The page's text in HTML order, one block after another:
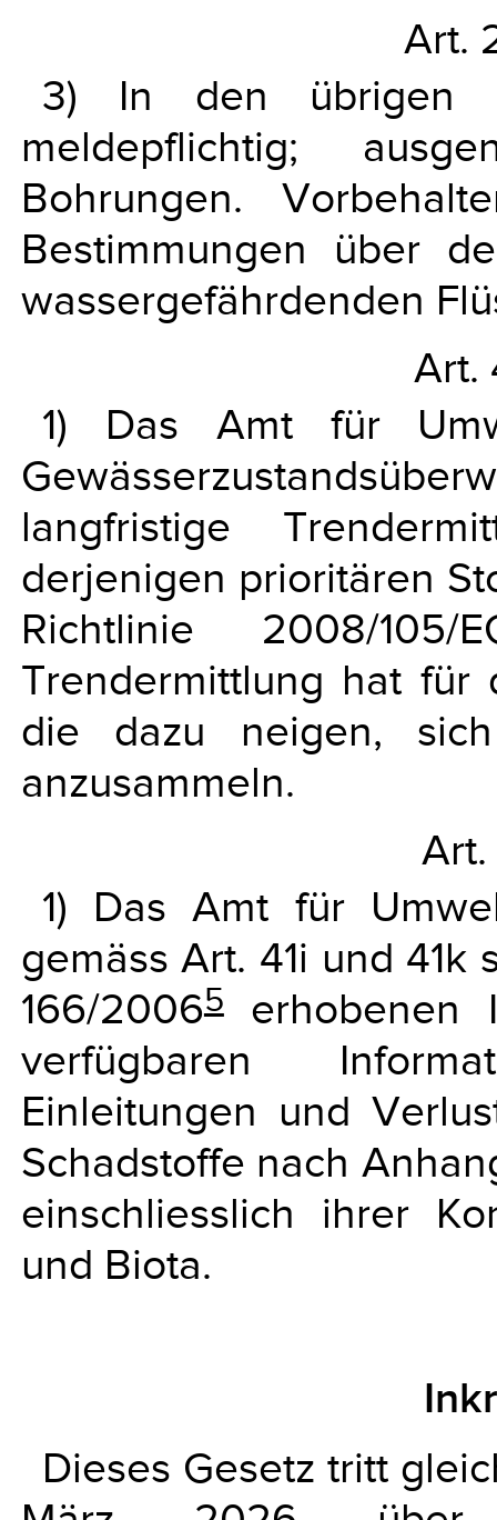
Art.
3) In den übrigen
meldepflichtig;
Bohrungen.
Bestimmungen über
wassergefährdenden
Art.
1) Das Amt für
langfristige
derjenigen prioritären
Richtlinie 2008/
Trendermittlung hat für
die dazu neigen,
anzusammeln.
Art.
1) Das Amt für
gemäss Art. 41i und 41k
166/20065erhobenen
verfügbaren
Einleitungen und
Schadstoffe nach
einschliesslich ihrer
und Biota.
Dieses Gesetz tritt